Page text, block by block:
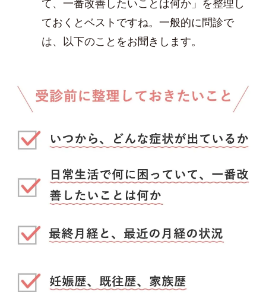
ておくとベストですね。一般的に問診で
は、以下のことをお聞きします。